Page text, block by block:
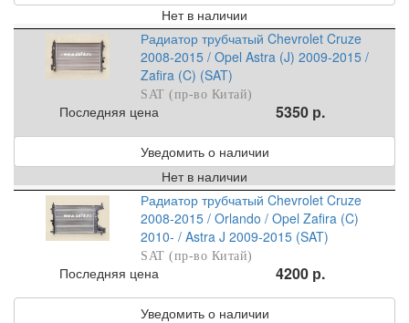
Нет в наличии
Радиатор трубчатый Chevrolet Cruze
2008-2015 / Opel Astra (J) 2009-2015 /
Zafira (C) (SAT)
SAT (пр-во Китай)
Последняя цена 5350 р.
Уведомить о наличии
Нет в наличии
Радиатор трубчатый Chevrolet Cruze
2008-2015 / Orlando / Opel Zafira (C)
2010- / Astra J 2009-2015 (SAT)
SAT (пр-во Китай)
Последняя цена 4200 р.
Уведомить о наличии